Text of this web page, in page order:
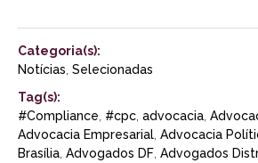
Categoria(s):
Notícias Selecionadas
Tag(s):
#Compliance #cpc advocacia
Advocacia Empresarial Advocacia
Brasília Advogados DF Advogados